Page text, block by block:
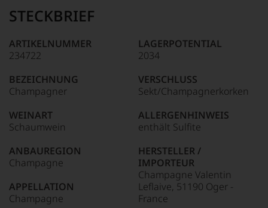
95–98 Punkte:
90–94 Punkte:
Unter 85 Punkte:
Name
Tesdorpf
für
»Fine
für
die
edlen
Weine
der
Welt,
kaum
ein
Das
dokumentieren
STECKBRIEF
ARTIKELNUMMER
234722
BEZEICHNUNG
Champagner
WEINART
Schaumwein
ANBAUREGION
Champagne
APPELLATION
Champagne
LAGERPOTENTIAL
2034
VERSCHLUSS
Sekt/Champagnerkorken
ALLERGENHINWEIS
enthält Sulfite
HERSTELLER /
IMPORTEUR
Champagne Valentin
Leflaive, 51190 Oger -
France